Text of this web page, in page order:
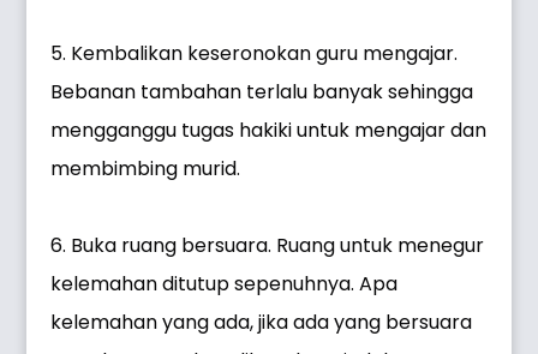
5. Kembalikan keseronokan guru mengajar.
Bebanan tambahan terlalu banyak sehingga
mengganggu tugas hakiki untuk mengajar dan
membimbing murid.
6. Buka ruang bersuara. Ruang untuk menegur
kelemahan ditutup sepenuhnya. Apa
kelemahan yang ada, jika ada yang bersuara